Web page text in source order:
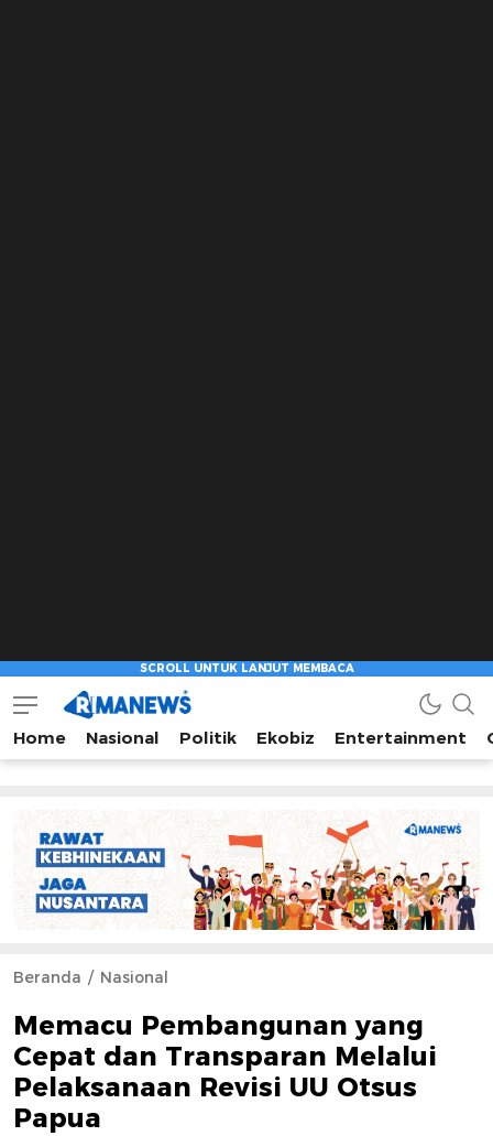
Home Nasional Politik Ekobiz Entertainment
Beranda Nasional
Memacu Pembangunan yang
Cepat dan Transparan Melalui
Pelaksanaan Revisi UU Otsus
Papua